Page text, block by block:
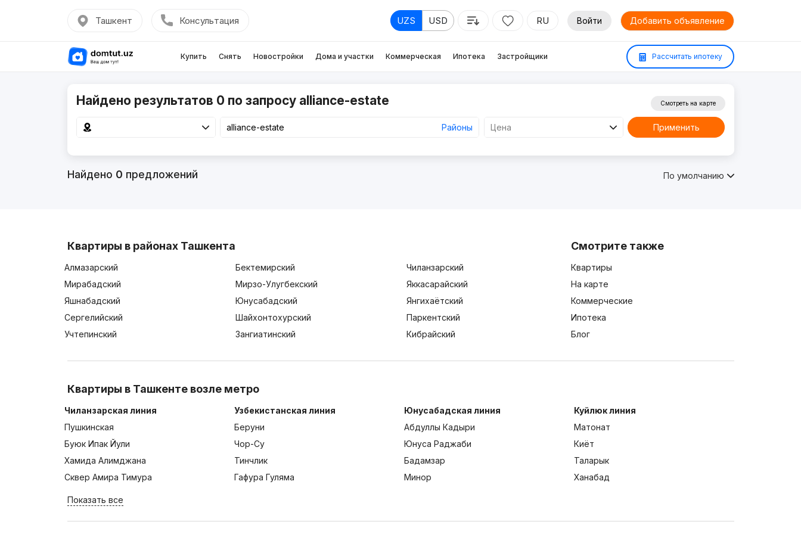
Ташкент Консультация UZS USD RU Войти Добавить объявление
Купить Снять Новостройки Дома и участки Коммерческая Ипотека Застройщики Рассчитать ипотеку
Найдено результатов 0 по запросу alliance-estate
Районы Цена
Смотреть на карте
Применить
Найдено 0 предложений По умолчанию
Квартиры в районах Ташкента
Алмазарский Бектемирский
Чиланзарский
Мирабадский
Мирзо-Улугбекский
Яккасарайский
Яшнабадский
Юнусабадский
Янгихаётский
Сергелийский
Шайхонтохурский
Паркентский
Учтепинский
Зангиатинский Кибрайский
Смотрите также
Квартиры
На карте
Коммерческие
Ипотека
Блог
Квартиры в Ташкенте возле метро
Чиланзарская линия
Пушкинская
Буюк Ипак Йули
Хамида Алимджана
Сквер Амира Тимура
Узбекистанская линия
Беруни
Чор-Су
Тинчлик
Гафура Гуляма
Юнусабадская линия
Абдуллы Кадыри
Юнуса Раджаби
Бадамзар
Минор
Куйлюк линия
Матонат
Киёт
Таларык
Ханабад
Показать все